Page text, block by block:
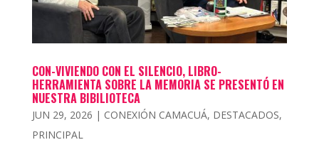
CON-VIVIENDO CON EL SILENCIO, LIBRO-
HERRAMIENTA SOBRE LA MEMORIA SE PRESENTÓ EN
NUESTRA BIBILIOTECA
JUN 29, 2026 | CONEXIÓN CAMACUÁ, DESTACADOS,
PRINCIPAL